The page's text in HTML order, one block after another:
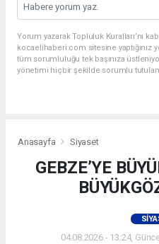
Yorum yazarak Topluluk Kuralları’nı
kocaelihaberi.com sitesine yaptığınız
tüm sorumluluğu tek başınıza
yönetimi hiçbir şekilde sorumlu
Anasayfa Siyaset
GEBZE’YE
04.08.2026 - 13:24,